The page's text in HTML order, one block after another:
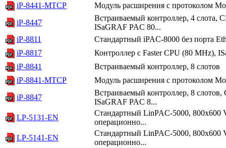
iP-8441-MTCP
Модуль расширения с протоколом
iP-8447
Встраиваемый контроллер, 4 слота,
ISaGRAF PAC 80...
iP-8811
Стандартный iPAC-8000 без порта
iP-8817
Контроллер с Faster CPU (80 MHz),
iP-8841
Встраиваемый контроллер, 8 слотов
iP-8841-MTCP
Модуль расширения с протоколом
iP-8847
Встраиваемый контроллер, 8
ISaGRAF PAC 8...
LP-5131-EN
Стандартный LinPAC-5000, 800х600
операционно...
LP-5141-EN
Стандартный LinPAC-5000, 800х600
операционно...